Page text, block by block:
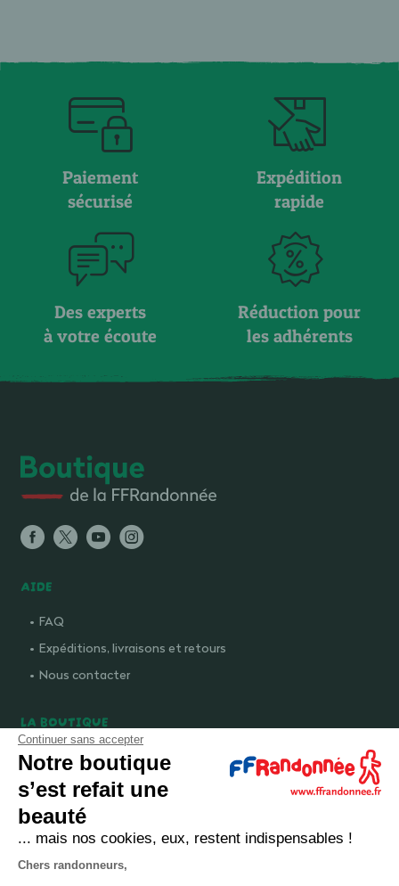
Paiement
sécurisé
Expédition
rapide
Des experts
à votre écoute
Réduction pour
les adhérents
AIDE
FAQ
Expéditions, livraisons et retours
Nous contacter
LA BOUTIQUE
Qui sommes-nous ?
Comment devenir adhérent ?
Mentions légales
CGV et politique de confidentialité
Cookies
Continuer sans accepter
Notre boutique
s’est refait une
beauté
... mais nos cookies, eux, restent indispensables !
Chers randonneurs,